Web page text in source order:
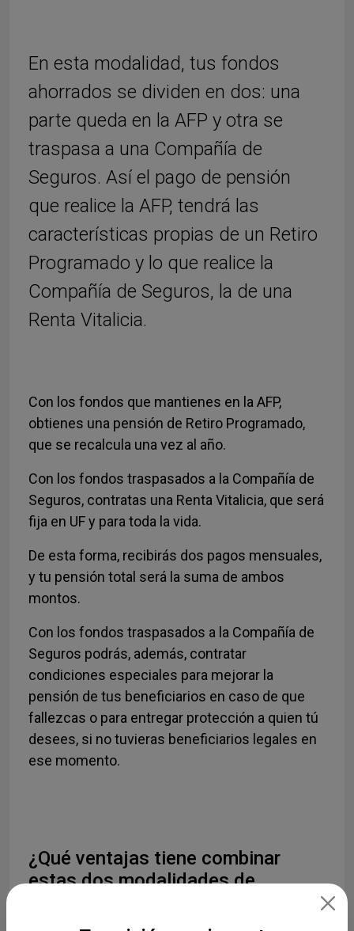
En esta modalidad, tus fondos
ahorrados se dividen en dos: una
parte queda en la AFP y otra se
traspasa a una Compañía de
Seguros. Así el pago de pensión
que realice la AFP, tendrá las
características propias de un Retiro
Programado y lo que realice la
Compañía de Seguros, la de una
Renta Vitalicia.
Con los fondos que mantienes en la AFP,
obtienes una pensión de Retiro Programado,
que se recalcula una vez al año.
Con los fondos traspasados a la Compañía de
Seguros, contratas una Renta Vitalicia, que será
fija en UF y para toda la vida.
De esta forma, recibirás dos pagos mensuales,
y tu pensión total será la suma de ambos
montos.
Con los fondos traspasados a la Compañía de
Seguros podrás, además, contratar
condiciones especiales para mejorar la
pensión de tus beneficiarios en caso de que
fallezcas o para entregar protección a quien tú
desees, si no tuvieras beneficiarios legales en
ese momento.
¿Qué ventajas tiene combinar
estas dos modalidades de